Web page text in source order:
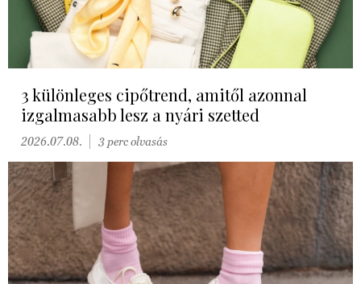
3 különleges cipőtrend, amitől azonnal
izgalmasabb lesz a nyári szetted
2026.07.08. 3 perc olvasás